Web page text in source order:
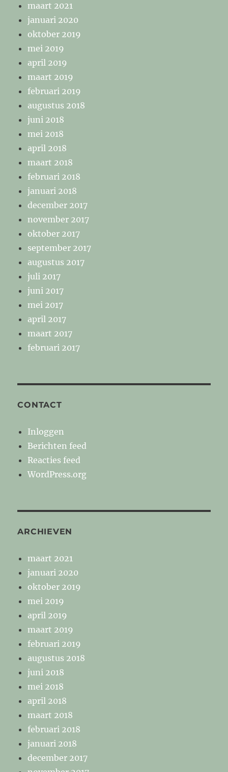
maart 2021
januari 2020
oktober 2019
mei 2019
april 2019
maart 2019
februari 2019
augustus 2018
juni 2018
mei 2018
april 2018
maart 2018
februari 2018
januari 2018
december 2017
november 2017
oktober 2017
september 2017
augustus 2017
juli 2017
juni 2017
mei 2017
april 2017
maart 2017
februari 2017
CONTACT
Inloggen
Berichten feed
Reacties feed
WordPress.org
ARCHIEVEN
maart 2021
januari 2020
oktober 2019
mei 2019
april 2019
maart 2019
februari 2019
augustus 2018
juni 2018
mei 2018
april 2018
maart 2018
februari 2018
januari 2018
december 2017